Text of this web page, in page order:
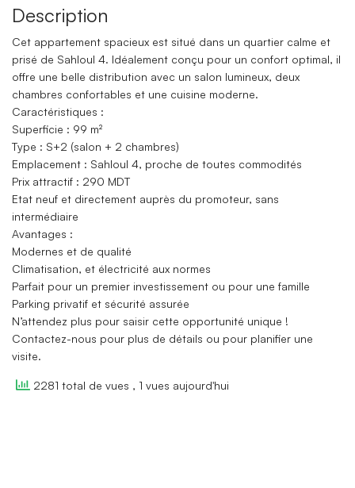
Description
Cet appartement spacieux est situé dans un quartier calme et
prisé de Sahloul 4. Idéalement conçu pour un confort optimal, il
offre une belle distribution avec un salon lumineux, deux
chambres confortables et une cuisine moderne.
Caractéristiques :
Superficie : 99 m²
Type : S+2 (salon + 2 chambres)
Emplacement : Sahloul 4, proche de toutes commodités
Prix attractif : 290 MDT
Etat neuf et directement auprès du promoteur, sans
intermédiaire
Avantages :
Modernes et de qualité
Climatisation, et électricité aux normes
Parfait pour un premier investissement ou pour une famille
Parking privatif et sécurité assurée
N’attendez plus pour saisir cette opportunité unique !
Contactez-nous pour plus de détails ou pour planifier une
visite.
2281 total de vues , 1 vues aujourd'hui